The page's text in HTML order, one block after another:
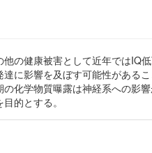
の健康被害として近年ではIQ
に影響を及ぼす可能性がある
化学物質曝露は神経系への影
的とする。